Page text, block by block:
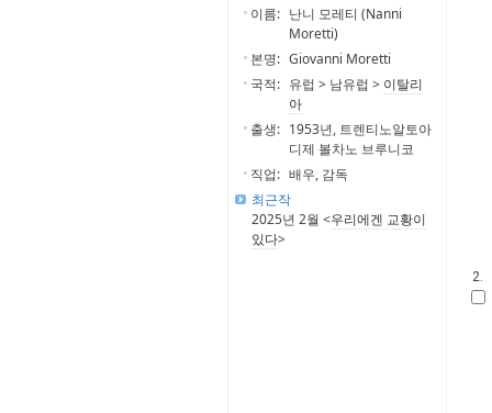
이름: 난니 모레티 (Nanni
Moretti)
본명: Giovanni Moretti
국적: 유럽 > 남유럽 > 이탈리
아
출생: 1953년, 트렌티노알토아
디제 볼차노 브루니코
직업: 배우, 감독
최근작
2025년 2월 <우리에겐 교황이
있다>
2.